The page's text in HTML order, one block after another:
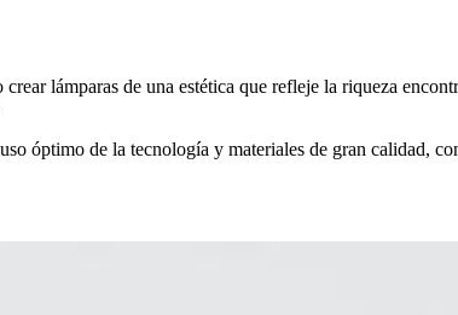
lámparas de una estética que refleje la riqueza
óptimo de la tecnología y materiales de gran calidad,